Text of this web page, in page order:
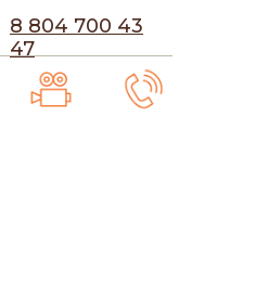
8 804 700 43
47